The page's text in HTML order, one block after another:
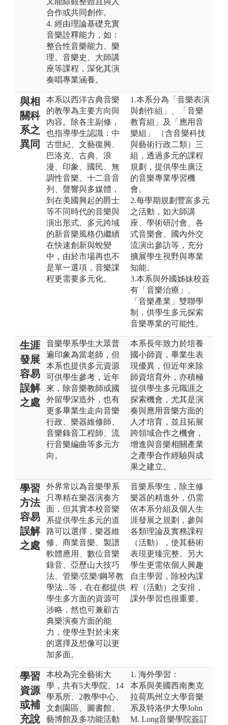
合作或共同創作。
4. 經由理論基礎充實
音樂詮釋能力，如：
整合性音樂能力、樂
理、音樂史、大師講
座等課程，深化其演
奏唱專業涵養。
與相
關科
系之
異同
本系以西洋古典音樂
的教學為主要方向與
內容。除各主副修，
也指導學生認識：中
古世紀、文藝復興、
巴洛克、古典、浪
漫、印象、國民、無
調性音樂、十二音音
列、聲響與多媒體，
到在美國興起的爵士
等不同時代的音樂與
演出形式。多元跨域
的新音樂風格仍繼續
在快速創新與蛻變
中，由於市場再也不
是單一選項，音樂課
程更需要多元化。
1.本系分為「音樂表演
與創作組」、「音樂
教育組」及「應用音
樂組」 （含音樂科技
與藝術行政二類）三
組，透過多元的課程
規劃，提供學生廣泛
的音樂專業學習機
會。
2.每學期規劃豐富多元
之活動，如大師講
座、學術研討會、各
式音樂會、國內外交
流演出參訪等，充分
擴展學生視野與專業
知能。
3.本系與外國姊妹校簽
有「音樂治療」、
「音樂產業」雙聯學
制，供學生多元探索
音樂專業的可能性。
生涯
發展
容易
誤解
之處
音樂學系學生大眾普
遍印象為當老師，但
本系也提供多元資源
可供學生參考，近年
來，除音樂教師或國
外留學深造外，也有
更多畢業生走向音樂
行政、樂器維修師、
音樂錄音工程師、流
行音樂編曲等多元方
向。
本系長年致力於培養
國小師資，畢業生表
現優異，但近年來除
師資培育外，亦積極
提供學生多元職涯之
探索機會，尤其是演
奏與應用音樂方面的
人才培育，並且拓展
跨領域合作之機會，
增進與音樂相關產業
之產學合作經驗與成
果之建立。
學習
方法
容易
誤解
之處
外界常以為音樂學系
只專精在樂器演奏方
面，但其實本校音樂
系提供學生多元的道
路可以選擇，樂器維
修、商業音樂、製譜
軟體應用、數位音樂
錄音、亞歷山大技巧
法、管樂/弦樂/鋼琴教
學法...等，在在都提供
學生多方面的資源可
涉略，然也可兼顧古
典樂演奏方面的能
力，使學生對於未來
的選擇及想像可以更
加多面。
音樂系學生，除主修
樂器的精進外，仍需
依本系分組及個人生
涯發展之規劃，參與
各類理論及實務課程
（活動），使其藝術
表現更臻完整。另大
學生更需依個人興趣
自主學習，除校內課
程（活動）之安排，
課外學習也很重要。
學習
資源
或補
充說
本校為完全藝術大
學，共有5大學院、14
學系所、2教學中心、
文創園區、圖書館、
藝博館及多功能活動
1. 海外學習：
本系與美國西南奧克
拉荷馬州立大學音樂
系及特洛伊大學John
M. Long音樂學院簽訂